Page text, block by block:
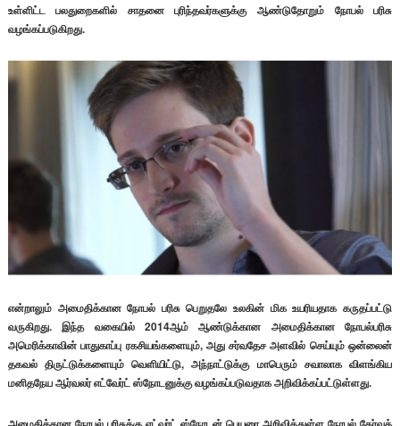
உள்ளிட்ட பலதுறைகளில் சாதனை புரிந்தவர்களுக்கு ஆண்டுதோறும் நோபல் பரிசு
வழங்கப்படுகிறது.
என்றாலும் அமைதிக்கான நோபல் பரிசு பெறுதலே உலகின் மிக உயரியதாக கருதப்பட்டு
வருகிறது. இந்த வகையில் 2014ஆம் ஆண்டுக்கான அமைதிக்கான நோபல்பரிசு
அமெரிக்காவின் பாதுகாப்பு ரகசியங்களையும், அது சர்வதேச அளவில் செய்யும் ஒன்லைன்
தகவல் திருட்டுக்களையும் வெளியிட்டு, அந்நாட்டுக்கு மாபெரும் சவாலாக விளங்கிய
மனிதநேய ஆர்வலர் எட்வேர்ட் ஸ்நோடனுக்கு வழங்கப்படுவதாக அறிவிக்கப்பட்டுள்ளது.